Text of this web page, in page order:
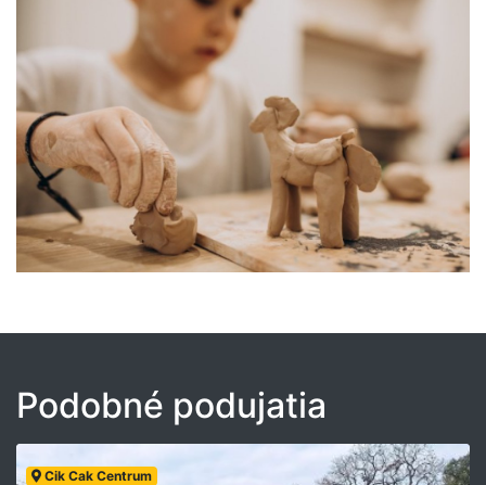
Podobné podujatia
Cik Cak Centrum